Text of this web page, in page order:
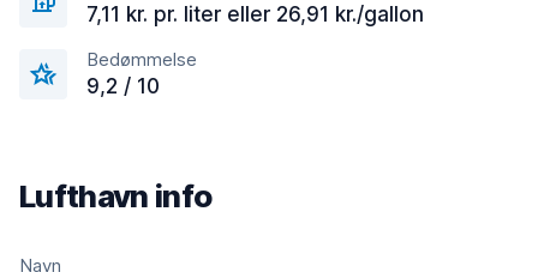
7,11 kr. pr. liter eller 26,91 kr./gallon
Bedømmelse
9,2 / 10
Lufthavn info
Navn